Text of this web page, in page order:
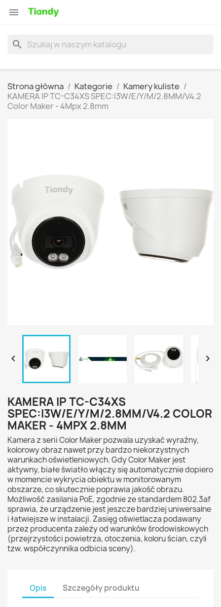

search
Strona główna Kategorie
Kamery kuliste
KAMERA IP TC-C34XS SPEC:I3W/E/Y/M/2.8MM/V4.2
Color Maker - 4Mpx 2.8mm
 
KAMERA IP TC-C34XS
SPEC:I3W/E/Y/M/2.8MM/V4.2 COLOR
MAKER - 4MPX 2.8MM
Kamera z serii Color Maker pozwala uzyskać wyraźny,
kolorowy obraz nawet przy bardzo niekorzystnych
warunkach oświetleniowych. Gdy Color Maker jest
aktywny, białe światło włączy się automatycznie dopiero
w momencie wykrycia obiektu w monitorowanym
obszarze, co skutecznie poprawia jakość obrazu.
Możliwość zasilania PoE, zgodnie ze standardem 802.3af
sprawia, że urządzenie jest jeszcze bardziej uniwersalne
i łatwiejsze w instalacji. Zasięg oświetlacza podawany
przez producenta zależy od warunków środowiskowych
(przejrzystości powietrza, otoczenia, koloru ścian, czyli
tzw. współczynnika odbicia sceny).
Opis Szczegóły produktu